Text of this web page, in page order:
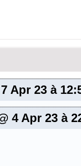
Apr 23 à
4 Apr 23 à